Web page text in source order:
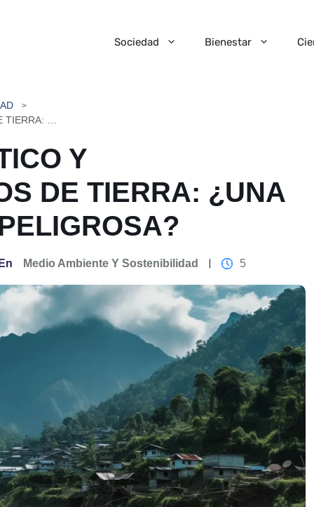
Sociedad Bienestar
Y
DE TIERRA: ¿UNA
Medio Ambiente Y Sostenibilidad 5